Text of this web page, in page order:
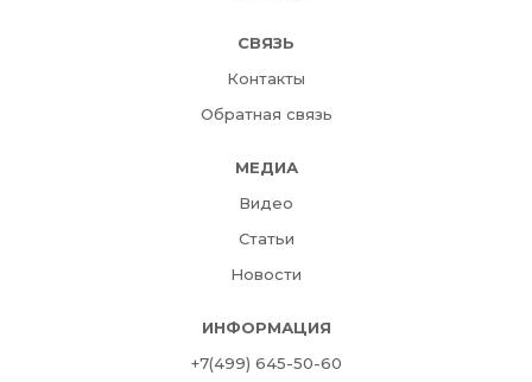
СВЯЗЬ
Контакты
Обратная связь
МЕДИА
Видео
Статьи
Новости
ИНФОРМАЦИЯ
+7(499) 645-50-60